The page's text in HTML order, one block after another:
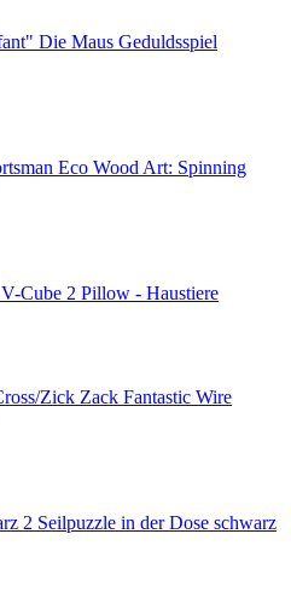
Die Maus Geduldsspiel
Eco Wood Art: Spinning
V-Cube 2 Pillow - Haustiere
Fantastic Wire
Seilpuzzle in der Dose schwarz